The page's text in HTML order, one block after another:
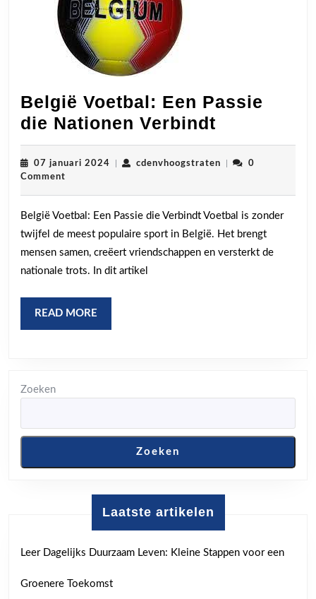
België Voetbal: Een Passie
die Nationen Verbindt
Voetbal:
Een
die
Nationen
Verbindt
07 januari 2024 cdenvhoogstratencdenvhoogstraten
0
Comment
België Voetbal: Een Passie die Verbindt Voetbal is zonder
twijfel de meest populaire sport in België. Het brengt
mensen samen, creëert vriendschappen en versterkt de
nationale trots. In dit artikel
READ MORE
MORE
Zoeken
Zoeken
Laatste artikelen
Leer Dagelijks Duurzaam Leven: Kleine Stappen voor een
Groenere Toekomst